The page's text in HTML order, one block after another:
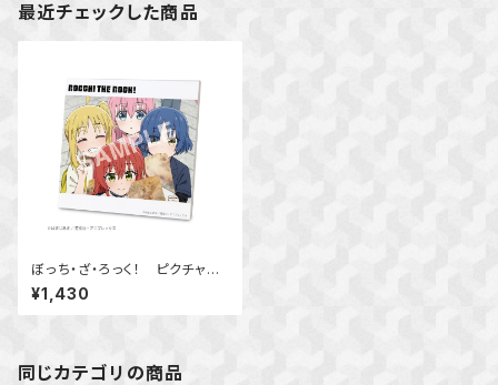
最近チェックした商品
ぼっち・ざ・ろっく！ ピクチャー
ボード小 Ver.C
¥1,430
同じカテゴリの商品